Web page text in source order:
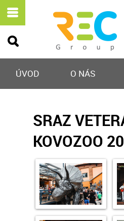
ÚVOD O NÁS
SRAZ
KOVOZOO